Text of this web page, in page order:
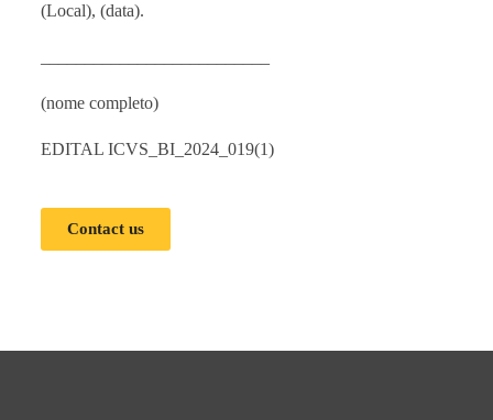
(Local), (data).
(nome completo)
EDITAL ICVS_BI_2024_019(1)
Contact us